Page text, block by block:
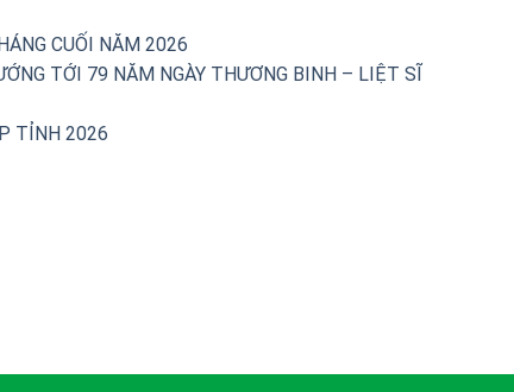
CUỐI NĂM 2026
TỚI 79 NĂM NGÀY THƯƠNG BINH – LIỆT SĨ
TỈNH 2026